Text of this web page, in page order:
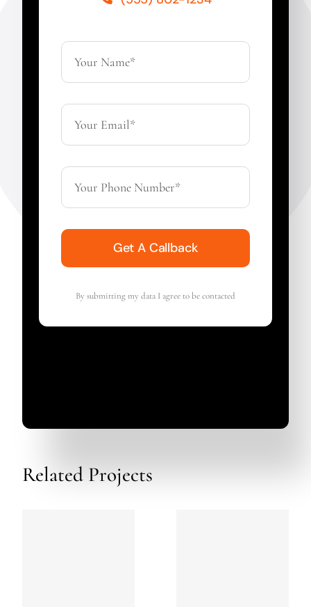
Get A Callback
By submitting my data I agree to be contacted
Related Projects